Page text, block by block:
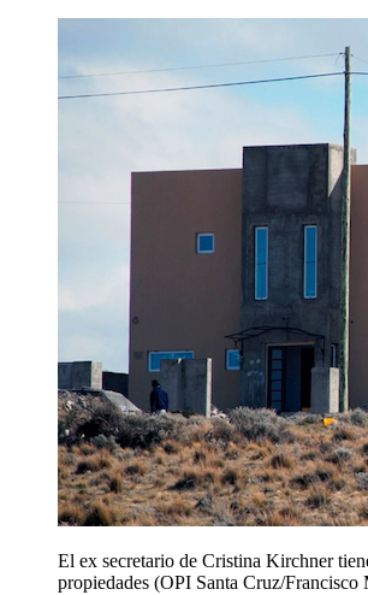
El ex secretario de Cristina Kirchner
propiedades (OPI Santa Cruz/Francisco